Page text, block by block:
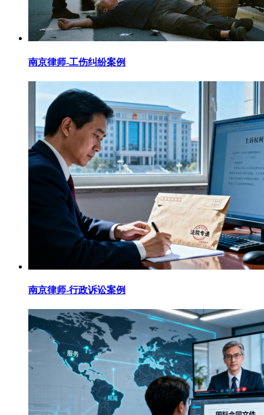
南京律师-工伤纠纷案例
南京律师-行政诉讼案例